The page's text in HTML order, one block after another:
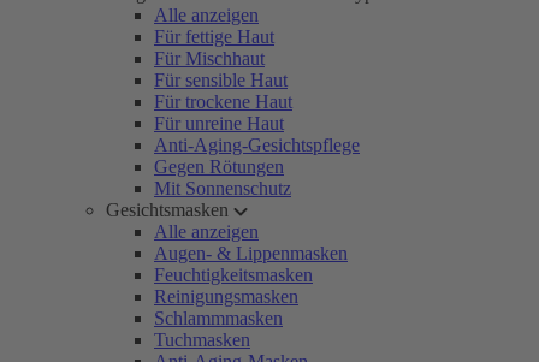
Alle anzeigen
Für fettige Haut
Für Mischhaut
Für sensible Haut
Für trockene Haut
Für unreine Haut
Anti-Aging-Gesichtspflege
Gegen Rötungen
Mit Sonnenschutz
Gesichtsmasken
Alle anzeigen
Augen- & Lippenmasken
Feuchtigkeitsmasken
Reinigungsmasken
Schlammmasken
Tuchmasken